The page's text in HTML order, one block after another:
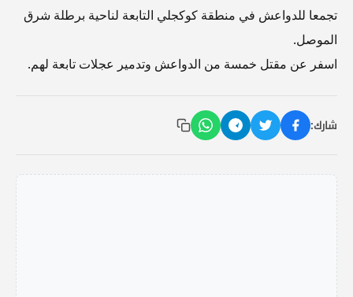
تجمعا للدواعش في منطقة كوكجلي التابعة لناحية برطلة شرق
الموصل.
اسفر عن مقتل خمسة من الدواعش وتدمير عجلات تابعة لهم.
شارك: